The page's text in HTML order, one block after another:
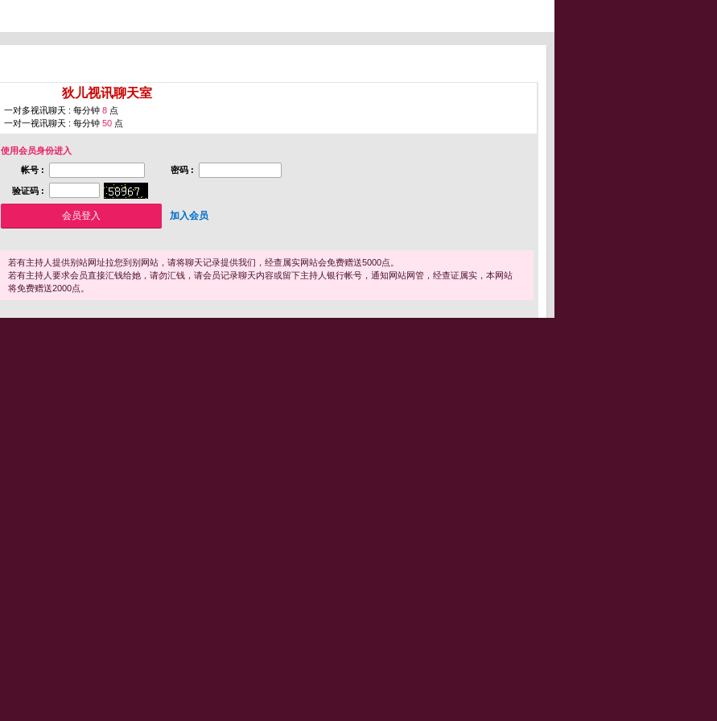
狄儿视讯聊天室
一对多视讯聊天 : 每分钟 8 点
一对一视讯聊天 : 每分钟 50 点
使用会员身份进入
帐号 :
密码 :
验证码 :
加入会员
若有主持人提供别站网址拉您到别网站，请将聊天记录提供我们，经查属实网站会免费赠送5000点。
若有主持人要求会员直接汇钱给她，请勿汇钱，请会员记录聊天内容或留下主持人银行帐号，通知网站网管，经查证属实，本网站
将免费赠送2000点。